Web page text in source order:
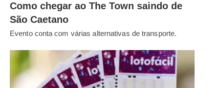
Como chegar ao The Town saindo de
São Caetano
Evento conta com várias alternativas de transporte.